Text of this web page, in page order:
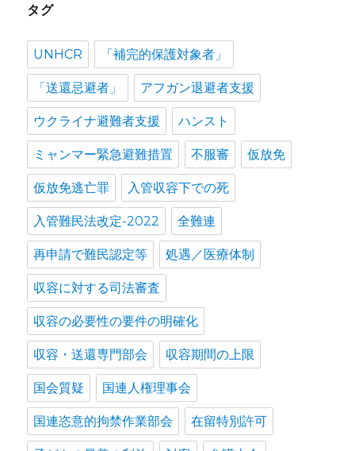
タグ
UNHCR 「補完的保護対象者」
「送還忌避者」 アフガン退避者支援
ウクライナ避難者支援 ハンスト
ミャンマー緊急避難措置 不服審 仮放免
仮放免逃亡罪 入管収容下での死
入管難民法改定-2022 全難連
再申請で難民認定等 処遇／医療体制
収容に対する司法審査
収容の必要性の要件の明確化
収容・送還専門部会 収容期間の上限
国会質疑 国連人権理事会
国連恣意的拘禁作業部会 在留特別許可